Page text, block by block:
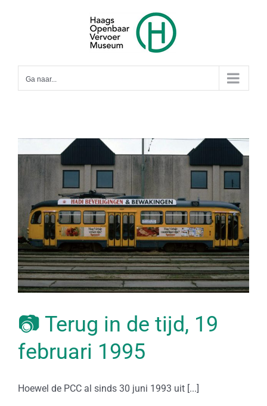
Ga naar...
📷 Terug in de tijd, 19
februari 1995
Hoewel de PCC al sinds 30 juni 1993 uit [...]